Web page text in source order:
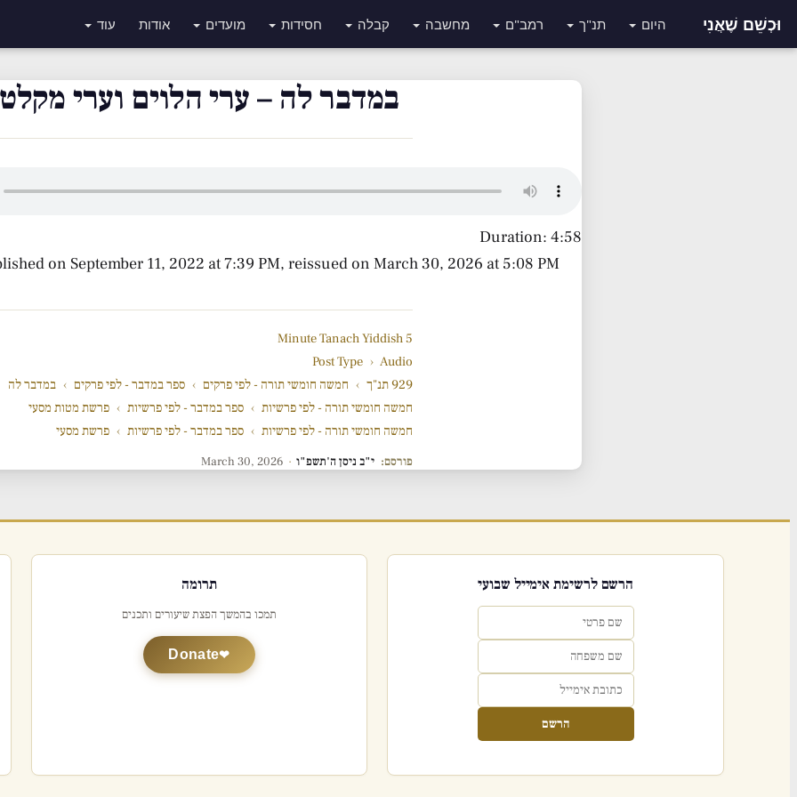
וּכְשֵׁם שֶׁאֲנִי היום תנ"ך רמב"ם מחשבה קבלה חסידות מועדים אודות עוד
במדבר לה – ערי הלוים וערי מקלט
Duration: 4:58
on September 11, 2022 at 7:39 PM, reissued on March 30, 2026 at 5:08 PM
5 Minute Tanach Yiddish
Post Type › Audio
929 תנ"ך
› חמשה חומשי תורה - לפי פרקים › ספר במדבר - לפי פרקים › במדבר לה
חמשה חומשי תורה - לפי פרשיות › ספר במדבר - לפי פרשיות › פרשת מטות מסעי
חמשה חומשי תורה - לפי פרשיות › ספר במדבר - לפי פרשיות › פרשת מסעי
פורסם: י"ב ניסן ה'תשפ"ו ·
March 30, 2026
הרשם לרשימת אימייל שבועי
הרשם
תרומה
תמכו בהמשך הפצת שיעורים ותכנים
Donate